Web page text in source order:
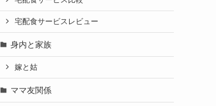
宅配食サービスレビュー
身内と家族
嫁と姑
ママ友関係